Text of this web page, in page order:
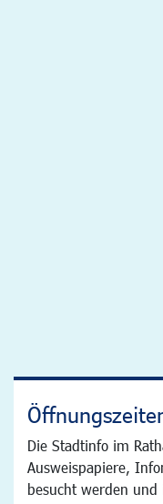
Die Stadtinfo im
Ausweispapiere,
besucht werden und